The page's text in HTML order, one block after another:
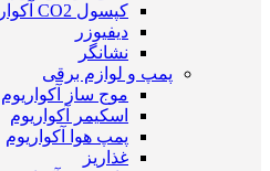
کپسول CO2 آکواریوم
دیفیوزر
نشانگر
پمپ و لوازم برقی
موج ساز آکواریوم
اسکیمر آکواریوم
پمپ هوا آکواریوم
غذاریز